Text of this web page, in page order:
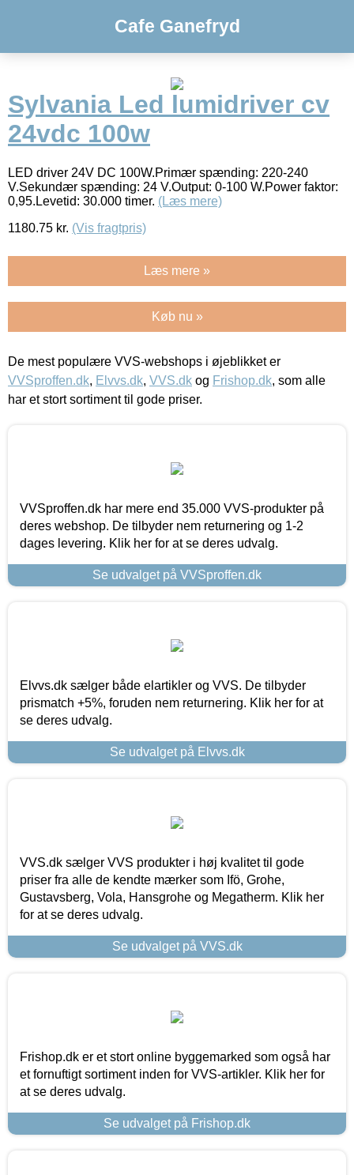
Cafe Ganefryd
Sylvania Led lumidriver cv
24vdc 100w
LED driver 24V DC 100W.Primær spænding: 220-240
V.Sekundær spænding: 24 V.Output: 0-100 W.Power faktor:
0,95.Levetid: 30.000 timer. (Læs mere)
1180.75 kr. (Vis fragtpris)
Læs mere »
Køb nu »
De mest populære VVS-webshops i øjeblikket er
VVSproffen.dk, Elvvs.dk, VVS.dk og Frishop.dk, som alle
har et stort sortiment til gode priser.
VVSproffen.dk har mere end 35.000 VVS-produkter på
deres webshop. De tilbyder nem returnering og 1-2
dages levering. Klik her for at se deres udvalg.
Se udvalget på VVSproffen.dk
Elvvs.dk sælger både elartikler og VVS. De tilbyder
prismatch +5%, foruden nem returnering. Klik her for at
se deres udvalg.
Se udvalget på Elvvs.dk
VVS.dk sælger VVS produkter i høj kvalitet til gode
priser fra alle de kendte mærker som Ifö, Grohe,
Gustavsberg, Vola, Hansgrohe og Megatherm. Klik her
for at se deres udvalg.
Se udvalget på VVS.dk
Frishop.dk er et stort online byggemarked som også har
et fornuftigt sortiment inden for VVS-artikler. Klik her for
at se deres udvalg.
Se udvalget på Frishop.dk